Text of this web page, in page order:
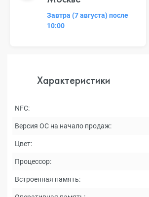
Завтра (7 августа) после
10:00
Характеристики
NFC:
Версия ОС на начало продаж:
Цвет:
Процессор:
Встроенная память: